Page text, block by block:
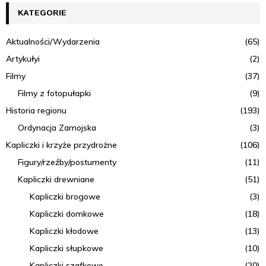
KATEGORIE
Aktualności/Wydarzenia
(65)
Artykułyi
(2)
Filmy
(37)
Filmy z fotopułapki
(9)
Historia regionu
(193)
Ordynacja Zamojska
(3)
Kapliczki i krzyże przydrożne
(106)
Figury/rzeźby/postumenty
(11)
Kapliczki drewniane
(51)
Kapliczki brogowe
(3)
Kapliczki domkowe
(18)
Kapliczki kłodowe
(13)
Kapliczki słupkowe
(10)